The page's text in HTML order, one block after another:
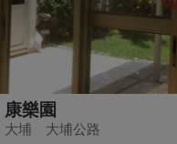
康樂園
大埔 大埔公路